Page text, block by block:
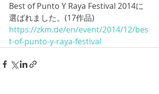
Best of Punto Y Raya Festival 2014に
選ばれました。(17作品)
https://zkm.de/en/event/2014/12/bes
t-of-punto-y-raya-festival